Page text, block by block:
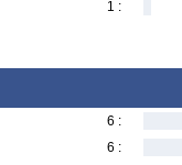
1 :
6 :
6 :